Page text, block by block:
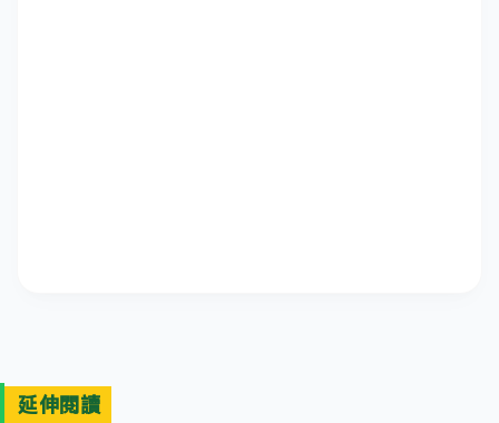
延伸閱讀